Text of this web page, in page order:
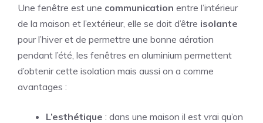
Une fenêtre est une communication entre l’intérieur
de la maison et l’extérieur, elle se doit d’être isolante
pour l’hiver et de permettre une bonne aération
pendant l’été, les fenêtres en aluminium permettent
d’obtenir cette isolation mais aussi on a comme
avantages :
L’esthétique : dans une maison il est vrai qu’on